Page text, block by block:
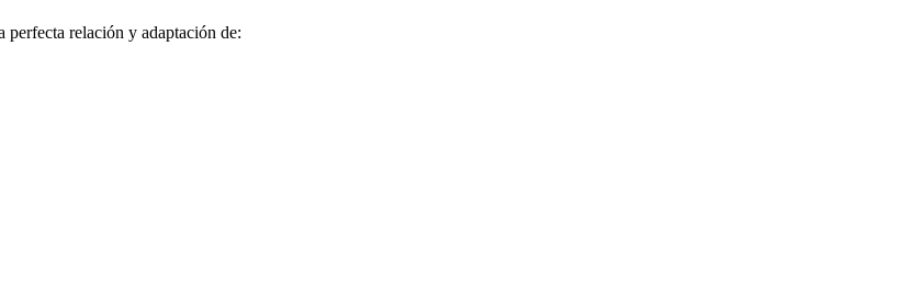
relación y adaptación de: